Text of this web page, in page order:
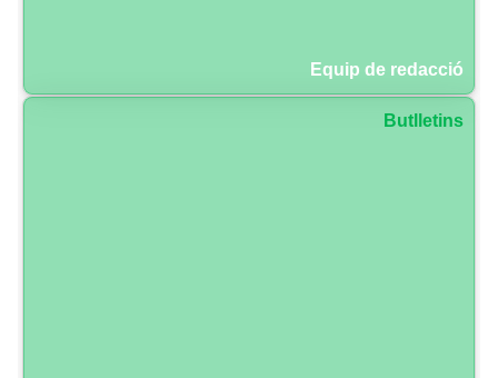
Equip de redacció
Butlletins